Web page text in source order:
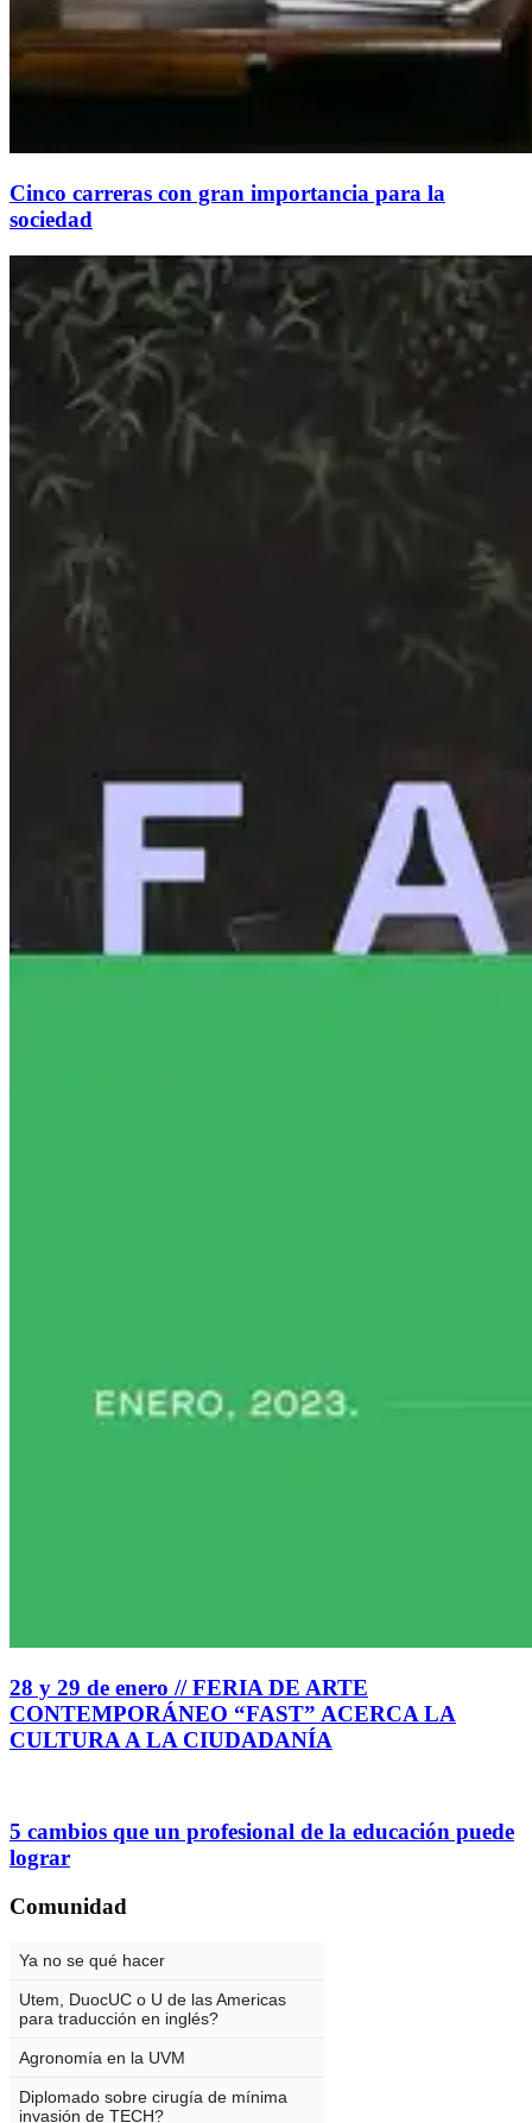
Cinco carreras con gran importancia para la
sociedad
28 y 29 de enero // FERIA DE ARTE
CONTEMPORÁNEO “FAST” ACERCA LA
CULTURA A LA CIUDADANÍA
5 cambios que un profesional de la educación puede
lograr
Comunidad